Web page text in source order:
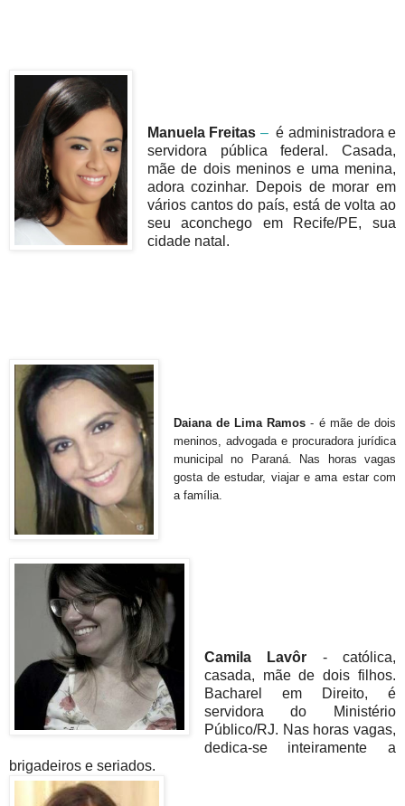
Manuela Freitas –é administradora e
servidora pública federal. Casada,
mãe de dois meninos e uma menina,
adora cozinhar. Depois de morar em
vários cantos do país, está de volta ao
seu aconchego em Recife/PE, sua
cidade natal.
Daiana de Lima Ramos - é mãe de dois
meninos, advogada e procuradora jurídica
municipal no Paraná. Nas horas vagas
gosta de estudar, viajar e ama estar com
a família.
Camila Lavôr - católica,
casada, mãe de dois filhos.
Bacharel em Direito, é
servidora do Ministério
Público/RJ. Nas horas vagas,
dedica-se inteiramente a
brigadeiros e seriados.